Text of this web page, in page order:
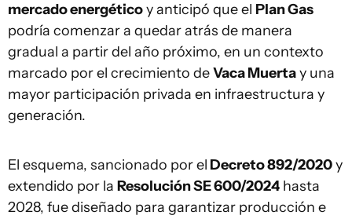
mercado energéticoy anticipó que el Plan Gas
podría comenzar a quedar atrás de manera
gradual a partir del año próximo, en un contexto
marcado por el crecimiento deVaca Muertay una
mayor participación privada en infraestructura y
generación.
El esquema, sancionado por el Decreto 892/2020y
extendido por la Resolución SE 600/2024 hasta
2028, fue diseñado para garantizar producción e